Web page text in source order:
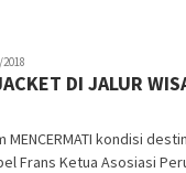
DI JALUR
MENCERMATI kondisi
Frans Ketua Asosiasi